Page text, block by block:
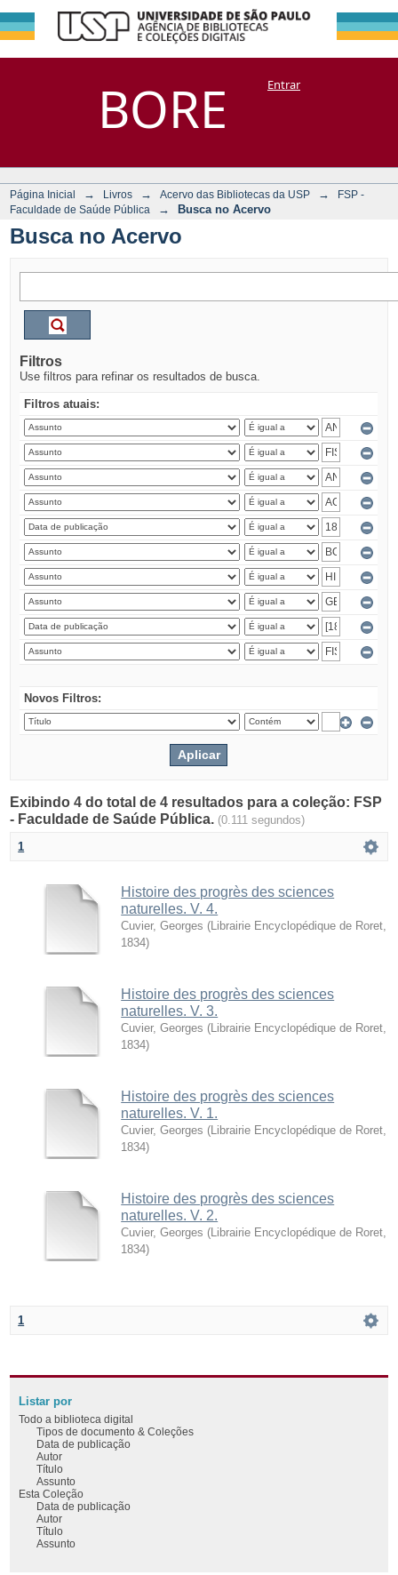
BORE
Busca no Acervo
DSpace/Manakin + CoriscoEntrar
Página Inicial → Livros → Acervo das Bibliotecas da USP →
FSP -
Faculdade de Saúde Pública
→ Busca no Acervo
Busca no Acervo
Filtros
Use filtros para refinar os resultados de busca.
Filtros atuais:
Novos Filtros:
Exibindo 4 do total de 4 resultados para a coleção: FSP
- Faculdade de Saúde Pública. (0.111 segundos)
1
Histoire des progrès des sciences
naturelles. V. 4.
Cuvier, Georges ( Librairie Encyclopédique de Roret
1834)
Histoire des progrès des sciences
naturelles. V. 3.
Cuvier, Georges ( Librairie Encyclopédique de Roret
1834)
Histoire des progrès des sciences
naturelles. V. 1.
Cuvier, Georges ( Librairie Encyclopédique de Roret
1834)
Histoire des progrès des sciences
naturelles. V. 2.
Cuvier, Georges ( Librairie Encyclopédique de Roret
1834)
1
Listar por
Todo a biblioteca digital
Tipos de documento & Coleções
Data de publicação
Autor
Título
Assunto
Esta Coleção
Data de publicação
Autor
Título
Assunto